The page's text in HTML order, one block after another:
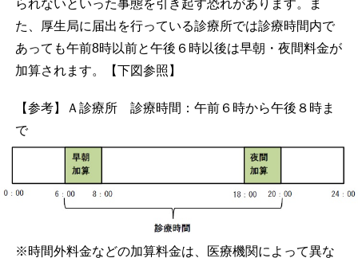
られないといった事態を引き起す恐れがあります。ま
た、厚生局に届出を行っている診療所では診療時間内で
あっても午前8時以前と午後６時以後は早朝・夜間料金が
加算されます。【下図参照】
【参考】Ａ診療所 診療時間：午前６時から午後８時ま
で
※時間外料金などの加算料金は、医療機関によって異な